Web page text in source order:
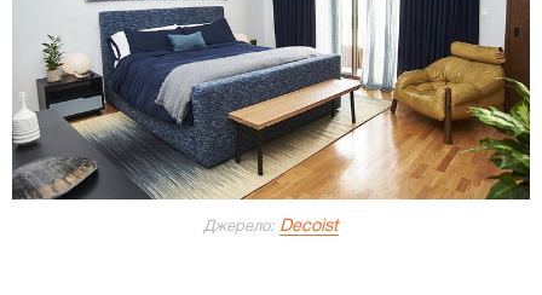
Джерело: Decoist